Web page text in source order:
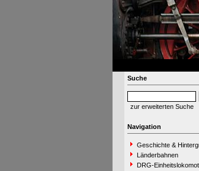
Suche
zur erweiterten Suche
Navigation
Geschichte &
Länderbahnen
DRG-